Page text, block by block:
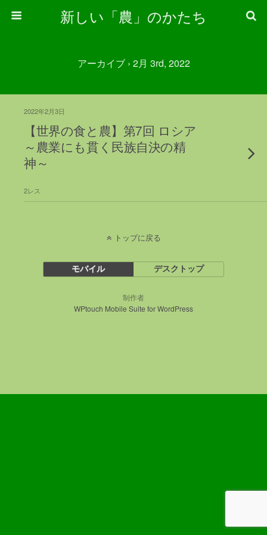
新しい「農」のかたち
アーカイブ › 2月 3rd, 2022
2022年2月3日
【世界の食と農】第7回 ロシア
～農業にも貫く民族自決の精
神～
2レス
トップに戻る
モバイル デスクトップ
制作者
WPtouch Mobile Suite for WordPress